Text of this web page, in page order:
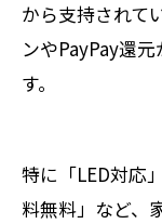
から支持されて
ンやPayPay還
す。
特に「LED対応
料無料」など、